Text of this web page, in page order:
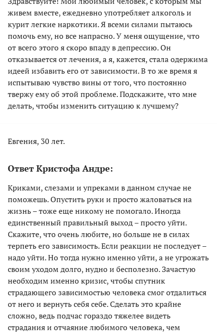
живем вместе, ежедневно употребляет алкоголь и
курит легкие наркотики. Я всеми силами пытаюсь
помочь ему, но все напрасно. У меня ощущение, что
от всего этого я скоро впаду в депрессию. Он
отказывается от лечения, а я, кажется, стала одержима
идеей избавить его от зависимости. В то же время я
испытываю чувство вины от того, что постоянно
твержу ему об этой проблеме. Подскажите, что мне
делать, чтобы изменить ситуацию к лучшему?
Евгения, 30 лет.
Ответ Кристофа Андре:
Криками, слезами и упреками в данном случае не
поможешь. Опустить руки и просто жаловаться на
жизнь – тоже еще никому не помогало. Иногда
единственный правильный выход – просто уйти.
Скажите, что очень любите, но больше не в силах
терпеть его зависимость. Если реакции не последует –
надо уйти. Но тогда нужно именно уйти, а не угрожать
своим уходом долго, нудно и бесполезно. Зачастую
необходим именно кризис, чтобы спутник
страдающего зависимостью человека смог отдалиться
от него и вернуть себя себе. Сделать это крайне
сложно, ведь подчас гораздо тяжелее видеть
страдания и отчаяние любимого человека, чем